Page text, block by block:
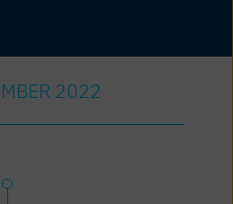
2022